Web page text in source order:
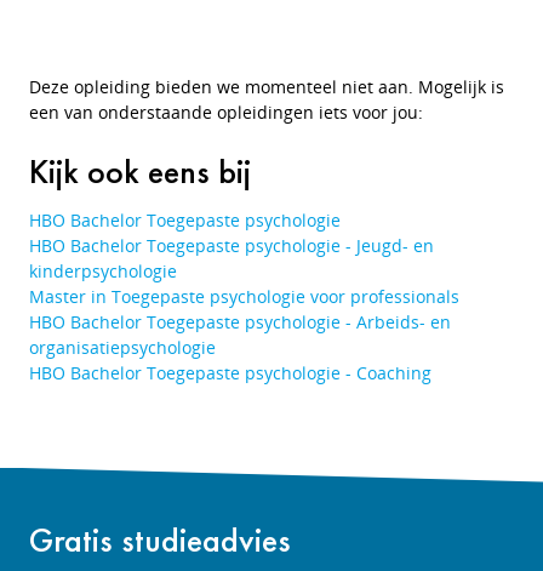
Deze opleiding bieden we momenteel niet aan. Mogelijk is
een van onderstaande opleidingen iets voor jou:
Kijk ook eens bij
HBO Bachelor Toegepaste psychologie
HBO Bachelor Toegepaste psychologie - Jeugd- en
kinderpsychologie
Master in Toegepaste psychologie voor professionals
HBO Bachelor Toegepaste psychologie - Arbeids- en
organisatiepsychologie
HBO Bachelor Toegepaste psychologie - Coaching
Gratis studieadvies